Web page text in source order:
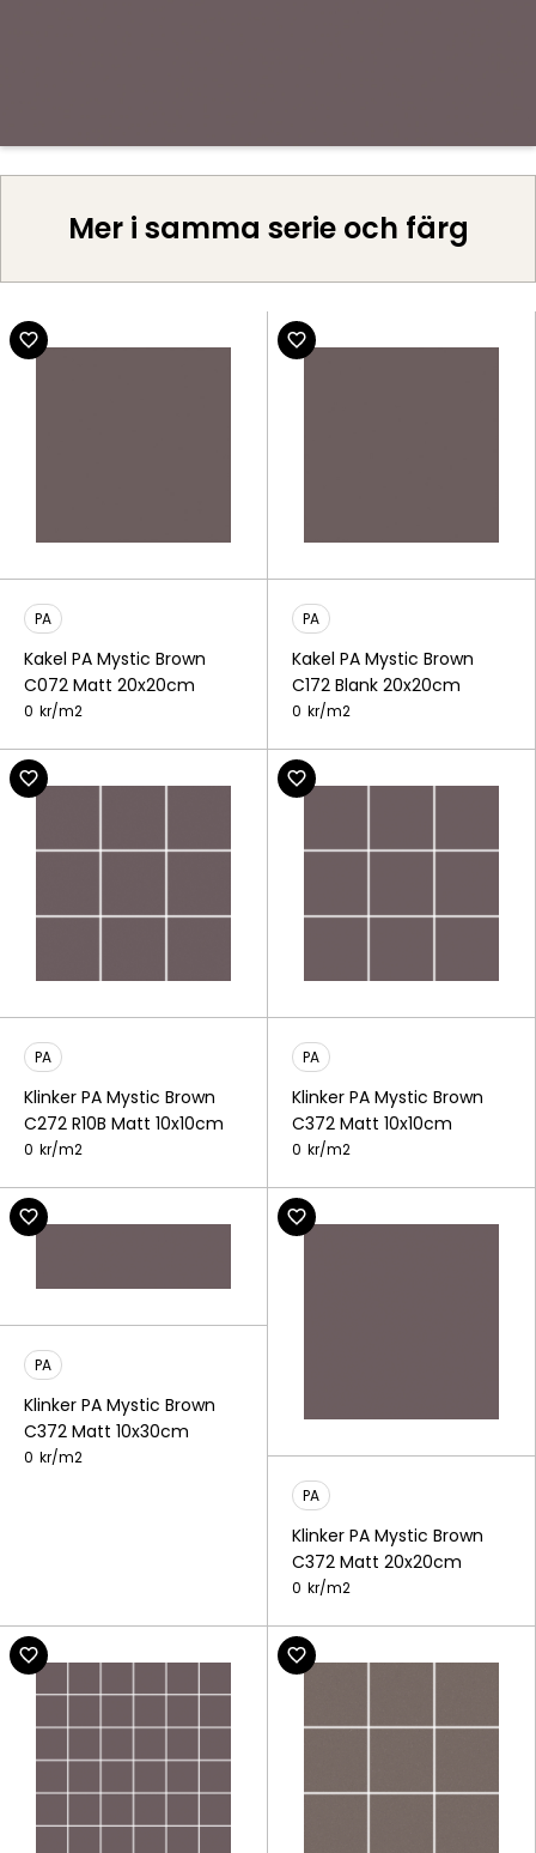
Mer i samma serie och färg
PA
Kakel PA Mystic Brown
C072 Matt 20x20cm
0 kr/m2
PA
Kakel PA Mystic Brown
C172 Blank 20x20cm
0 kr/m2
PA
Klinker PA Mystic Brown
C272 R10B Matt 10x10cm
0 kr/m2
PA
Klinker PA Mystic Brown
C372 Matt 10x10cm
0 kr/m2
PA
Klinker PA Mystic Brown
C372 Matt 10x30cm
0 kr/m2
PA
Klinker PA Mystic Brown
C372 Matt 20x20cm
0 kr/m2